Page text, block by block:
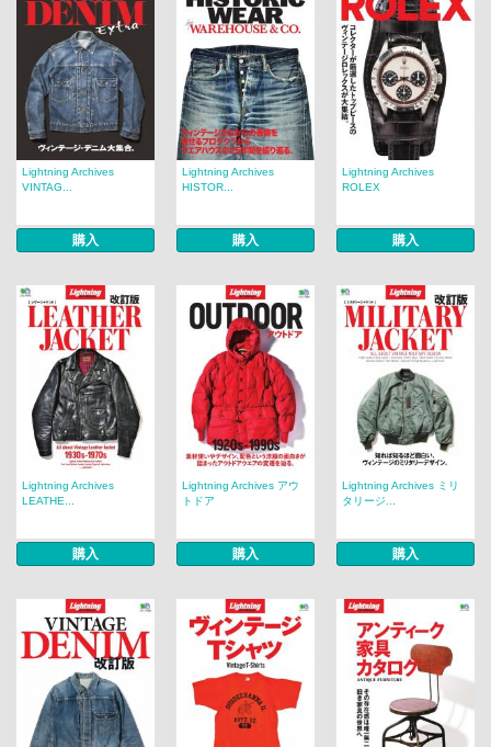
Lightning Archives
VINTAG...
購入
Lightning Archives
HISTOR...
購入
Lightning Archives
ROLEX
購入
Lightning Archives
LEATHE...
購入
Lightning Archives アウ
トドア
購入
Lightning Archives ミリ
タリージ...
購入